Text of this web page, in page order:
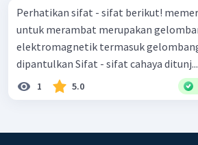
Perhatikan sifat - sifat berikut! memerlukan medium
untuk merambat merupakan gelombang
elektromagnetik termasuk gelombang mekanik dapat
dipantulkan Sifat - sifat cahaya ditunj...
1 5.0